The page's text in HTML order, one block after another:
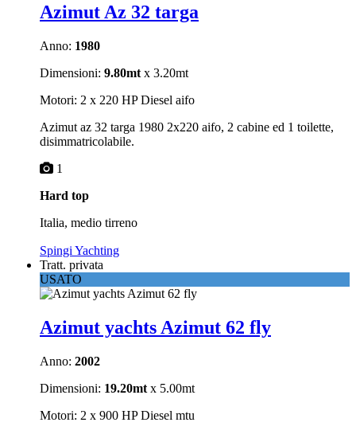
Azimut Az 32 targa
Anno: 1980
Dimensioni: 9.80mt x 3.20mt
Motori: 2 x 220 HP Diesel aifo
Azimut az 32 targa 1980 2x220 aifo, 2 cabine ed 1 toilette,
disimmatricolabile.
1
Hard top
Italia, medio tirreno
Spingi Yachting
Tratt. privata
USATO
Azimut yachts Azimut 62 fly
Anno: 2002
Dimensioni: 19.20mt x 5.00mt
Motori: 2 x 900 HP Diesel mtu